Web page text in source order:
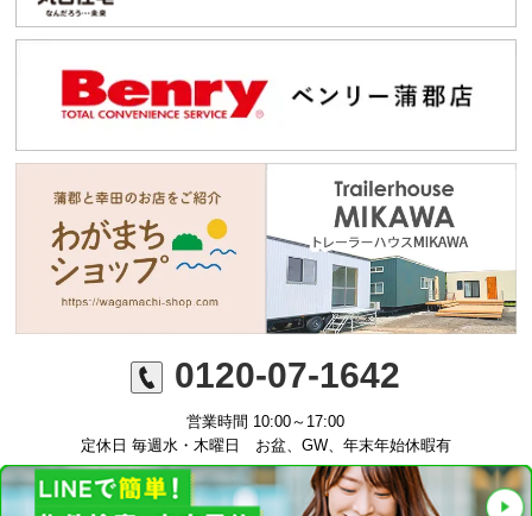
0120-07-1642
営業時間 10:00～17:00
定休日 毎週水・木曜日 お盆、GW、年末年始休暇有